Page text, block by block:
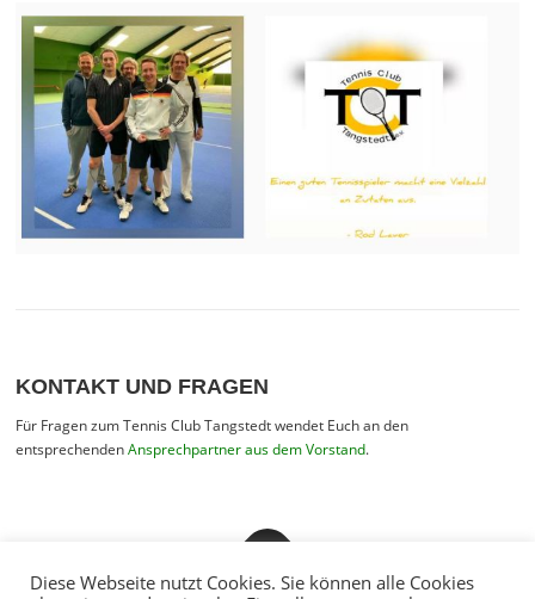
KONTAKT UND FRAGEN
Für Fragen zum Tennis Club Tangstedt wendet Euch an den
entsprechendenAnsprechpartner aus dem Vorstand.
Diese Webseite nutzt Cookies. Sie können alle Cookies